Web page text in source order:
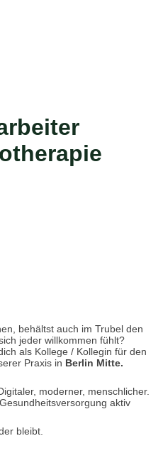
behältst auch im Trubel den
jeder willkommen fühlt?
als Kollege / Kollegin für den
Praxis in Berlin Mitte.
moderner, menschlicher.
aktiv
bleibt.